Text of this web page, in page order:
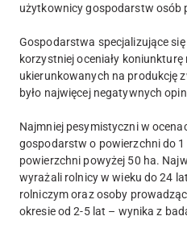
użytkownicy gospodarstw osób
Gospodarstwa specjalizujące
korzystniej oceniały
ukierunkowanych na produkcję
było najwięcej negatywnych
Najmniej pesymistyczni w
gospodarstw o powierzchni do
powierzchni powyżej 50 ha.
wyrażali rolnicy w wieku do 24
rolniczym oraz osoby
okresie od 2-5 lat – wynika z